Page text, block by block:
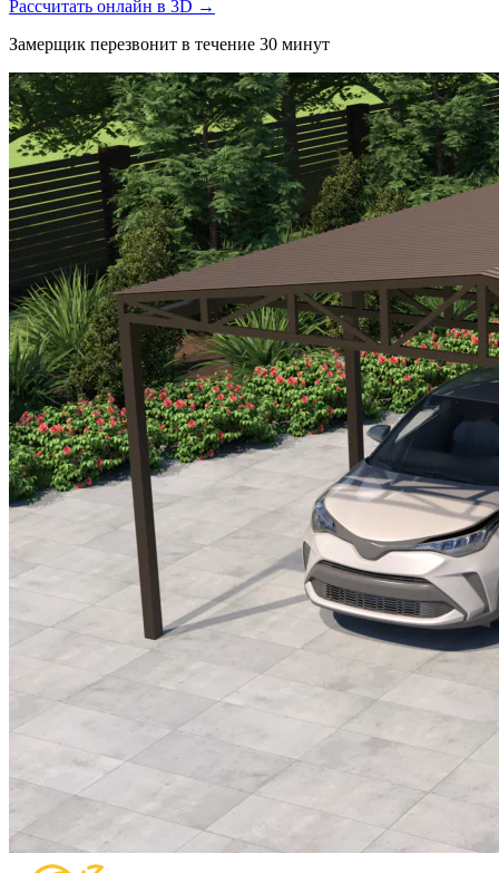
Рассчитать онлайн в 3D →
Замерщик перезвонит в течение 30 минут